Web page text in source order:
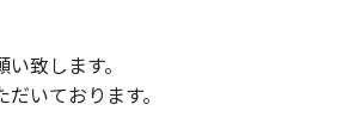
致します。
いております。